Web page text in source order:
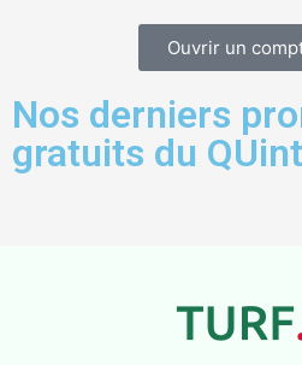
Ouvrir un
Nos derniers
gratuits du